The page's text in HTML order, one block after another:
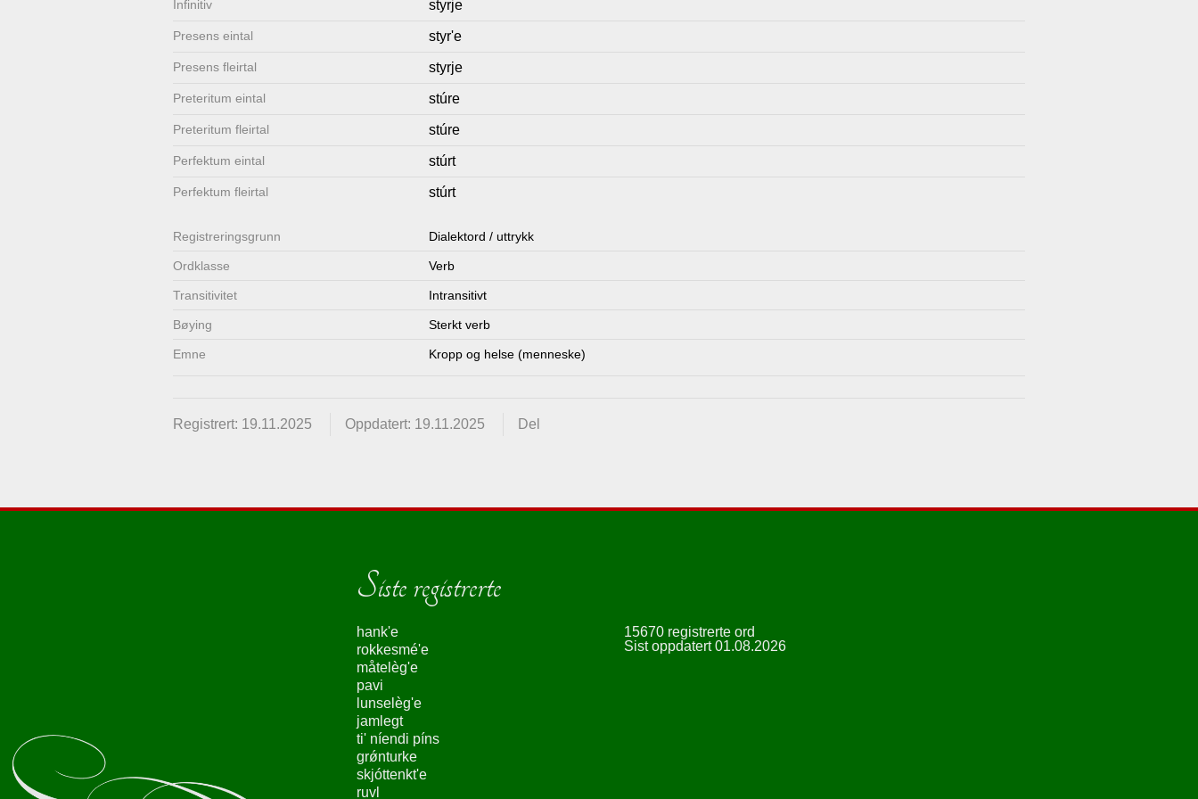
Infinitiv styrje
Presens eintal styr'e
Presens fleirtal styrje
Preteritum eintal stúre
Preteritum fleirtal stúre
Perfektum eintal stúrt
Perfektum fleirtal stúrt
Registrerings­grunn Dialektord / uttrykk
Ordklasse Verb
Transitivitet Intransitivt
Bøying Sterkt verb
Emne Kropp og helse (menneske)
Registrert: 19.11.2025 Oppdatert: 19.11.2025 Del
Siste registrerte
hank'e
rokkesmé'e
måtelèg'e
pavi
lunselèg'e
jamlegt
ti' níendi píns
grǿnturke
skjóttenkt'e
ruvl
15670 registrerte ord
Sist oppdatert 01.08.2026